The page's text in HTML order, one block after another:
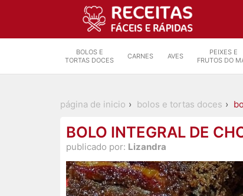
BOLOS E
TORTAS DOCES
CARNES AVES
PEIXES E
FRUTOS DO
página de inicio bolos e tortas doces
BOLO INTEGRAL DE
publicado por: Lizandra